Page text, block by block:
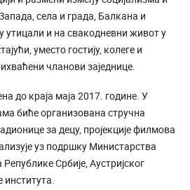
села и града, Балкана и
утицали и на свакодневни живот у
уместо гостију, колеге и
чланови заједнице.
до краја маја 2017. године. У
биће организована стручна
за децу, пројекције филмова
уз подршку Министарства
Србије, Аустријског
института.